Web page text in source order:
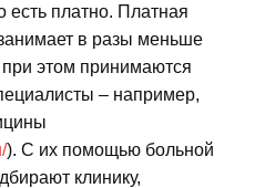
есть платно. Платная
в разы меньше
этом принимаются
– например,
). С их помощью больной
клинику,